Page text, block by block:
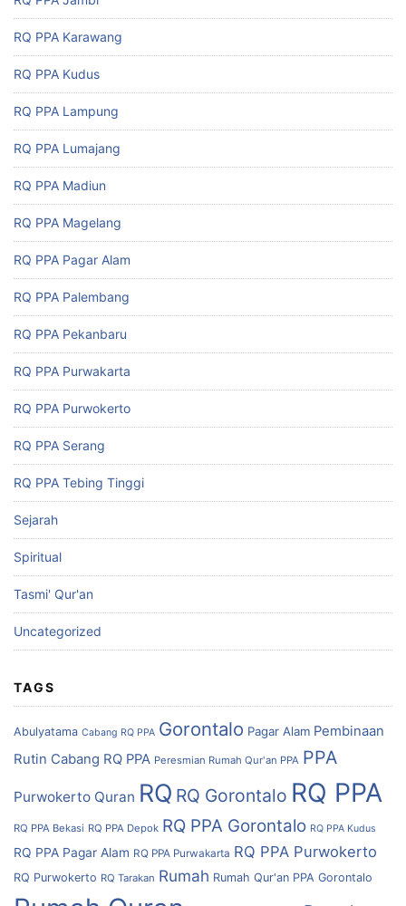
RQ PPA Karawang
RQ PPA Kudus
RQ PPA Lampung
RQ PPA Lumajang
RQ PPA Madiun
RQ PPA Magelang
RQ PPA Pagar Alam
RQ PPA Palembang
RQ PPA Pekanbaru
RQ PPA Purwakarta
RQ PPA Purwokerto
RQ PPA Serang
RQ PPA Tebing Tinggi
Sejarah
Spiritual
Tasmi' Qur'an
Uncategorized
TAGS
Abulyatama Cabang RQ PPA Gorontalo Pagar Alam Pembinaan
Rutin Cabang RQ PPA Peresmian Rumah Qur'an PPA PPA
Purwokerto Quran RQ RQ Gorontalo RQ PPA
RQ PPA Bekasi RQ PPA Depok RQ PPA Gorontalo RQ PPA Kudus
RQ PPA Pagar Alam RQ PPA Purwakarta RQ PPA Purwokerto
RQ Purwokerto RQ Tarakan Rumah Rumah Qur'an PPA Gorontalo